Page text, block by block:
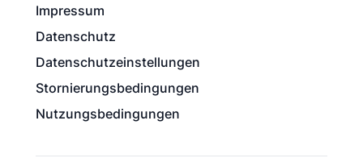
Impressum
Datenschutz
Datenschutzeinstellungen
Stornierungsbedingungen
Nutzungsbedingungen